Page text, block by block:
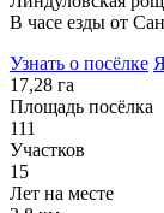
В часе езды от
Узнать о посёлке
17,28 га
Площадь посёлка
111
Участков
15
Лет на месте